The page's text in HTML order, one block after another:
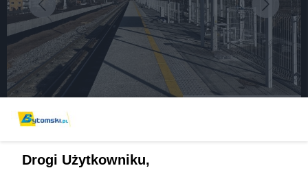
bytomskim Vitorze. Będą drogowe utrudnienia
Drogi Użytkowniku,